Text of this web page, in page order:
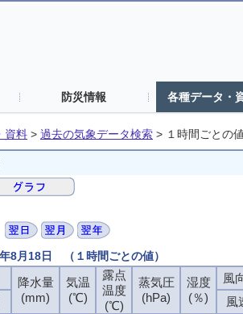
防災情報 各種データ・
資料 > 過去の気象データ検索 > １時間ごとの
8月18日 （１時間ごとの値）
降水量
(mm)
気温
(℃)
露点
温度
(℃)
蒸気圧
(hPa)
湿度
(％)
風
風